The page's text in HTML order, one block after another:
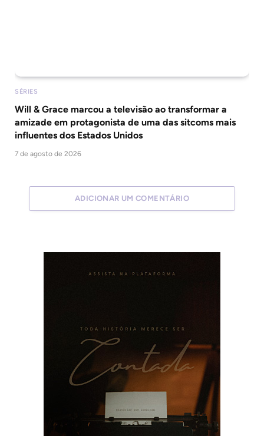
SÉRIES
Will & Grace marcou a televisão ao transformar a
amizade em protagonista de uma das sitcoms mais
influentes dos Estados Unidos
7 de agosto de 2026
ADICIONAR UM COMENTÁRIO